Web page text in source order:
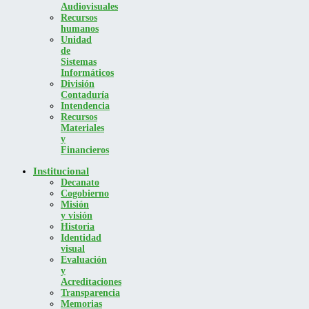
Audiovisuales
Recursos
humanos
Unidad
de
Sistemas
Informáticos
División
Contaduría
Intendencia
Recursos
Materiales
y
Financieros
Institucional
Decanato
Cogobierno
Misión
y visión
Historia
Identidad
visual
Evaluación
y
Acreditaciones
Transparencia
Memorias